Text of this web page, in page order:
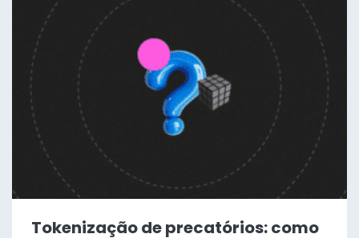
Tokenização de precatórios: como